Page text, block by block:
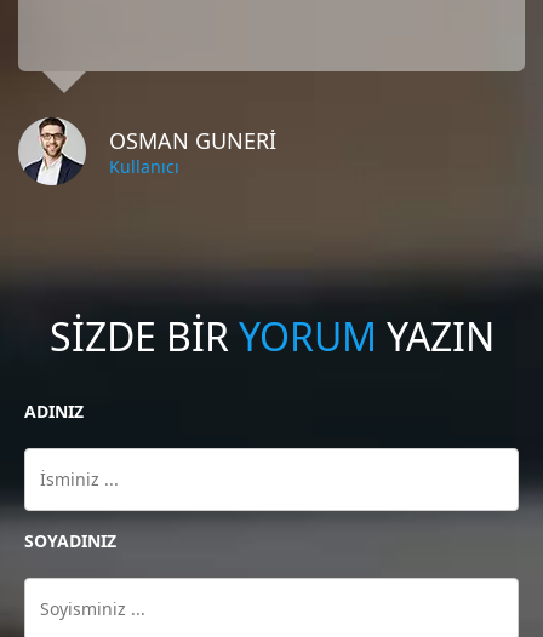
OSMAN GUNERİ
Kullanıcı
SİZDE BİRYORUM YAZIN
ADINIZ
SOYADINIZ